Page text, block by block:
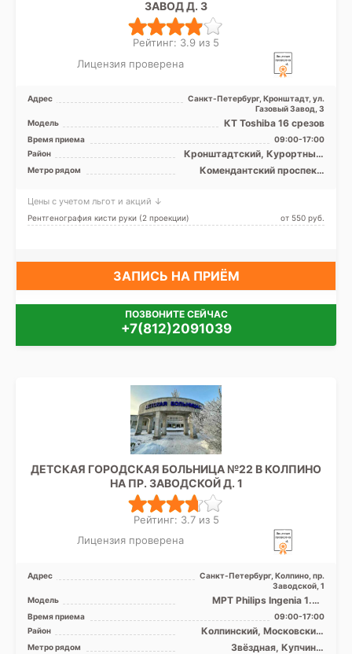
ЗАВОД Д. 3
Рейтинг: 3.9 из 5
Лицензия проверена
Адрес
Санкт-Петербург, Кронштадт, ул.
Газовый Завод, 3
Модель
КТ Toshiba 16 срезов
Время приема
09:00-17:00
Район
Кронштадтский, Курортный,
Приморский, Лен. область
Метро рядом
Комендантский проспект,
Цены с учетом льгот и акций ↓
Рентгенография кисти руки (2 проекции) от 550 pуб.
ЗАПИСЬ НА ПРИЁМ
ПОЗВОНИТЕ СЕЙЧАС
+7(812)2091039
ДЕТСКАЯ ГОРОДСКАЯ БОЛЬНИЦА №22 В КОЛПИНО
НА ПР. ЗАВОДСКОЙ Д. 1
Рейтинг: 3.7 из 5
Лицензия проверена
Адрес
Санкт-Петербург, Колпино, пр.
Заводской, 1
Модель
МРТ Philips Ingenia 1.5T
закрытый тип, КТ GE
BrightSpeed 16 срезов
Время приема
09:00-17:00
Район
Колпинский, Московский,
Невский, Лен. область
Метро рядом
Звёздная, Купчино,